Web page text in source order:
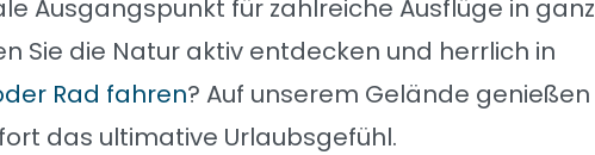
Ausgangspunkt für zahlreiche Ausflüge in ganz
Sie die Natur aktiv entdecken und herrlich in
Rad fahren? Auf unserem Gelände genießen
das ultimative Urlaubsgefühl.